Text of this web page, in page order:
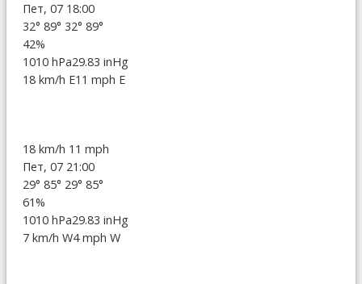
Пет, 07 18:00
32° 89° 32° 89°
42%
1010 hPa29.83 inHg
18 km/h E11 mph E
18 km/h 11 mph
Пет, 07 21:00
29° 85° 29° 85°
61%
1010 hPa29.83 inHg
7 km/h W4 mph W